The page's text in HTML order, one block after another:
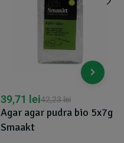
Agar agar pudra bio 5x7g
Smaakt
42,23lei
39,71 lei